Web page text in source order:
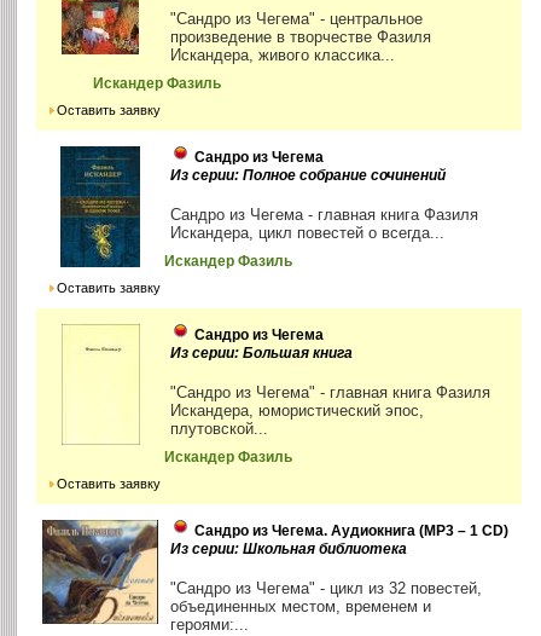
"Сандро из Чегема" - центральное
произведение в творчестве Фазиля
Искандера, живого классика...
Искандер Фазиль
Оставить заявку
Сандро из Чегема
Из серии: Полное собрание сочинений
Сандро из Чегема - главная книга Фазиля
Искандера, цикл повестей о всегда...
Искандер Фазиль
Оставить заявку
Сандро из Чегема
Из серии: Большая книга
"Сандро из Чегема" - главная книга Фазиля
Искандера, юмористический эпос,
плутовской...
Искандер Фазиль
Оставить заявку
Сандро из Чегема. Аудиокнига (MP3 – 1 CD)
Из серии: Школьная библиотека
"Сандро из Чегема" - цикл из 32 повестей,
объединенных местом, временем и
героями:...